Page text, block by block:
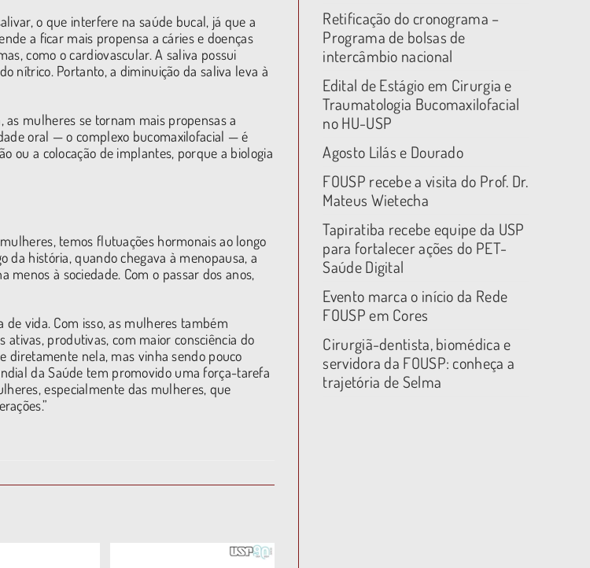
o que interfere na saúde bucal, já que a
a ficar mais propensa a cáries e doenças
como o cardiovascular. A saliva possui
nítrico. Portanto, a diminuição da saliva leva à
mulheres se tornam mais propensas a
oral — o complexo bucomaxilofacial — é
ou a colocação de implantes, porque a biologia
temos flutuações hormonais ao longo
da história, quando chegava à menopausa, a
à sociedade. Com o passar dos anos,
vida. Com isso, as mulheres também
produtivas, com maior consciência do
diretamente nela, mas vinha sendo pouco
da Saúde tem promovido uma força-tarefa
especialmente das mulheres, que
Retificação do cronograma –
Programa de bolsas de
intercâmbio nacional
Edital de Estágio em Cirurgia e
Traumatologia Bucomaxilofacial
no HU-USP
Agosto Lilás e Dourado
FOUSP recebe a visita do Prof. Dr.
Mateus Wietecha
Tapiratiba recebe equipe da USP
para fortalecer ações do PET-
Saúde Digital
Evento marca o início da Rede
FOUSP em Cores
Cirurgiã-dentista, biomédica e
servidora da FOUSP: conheça a
trajetória de Selma